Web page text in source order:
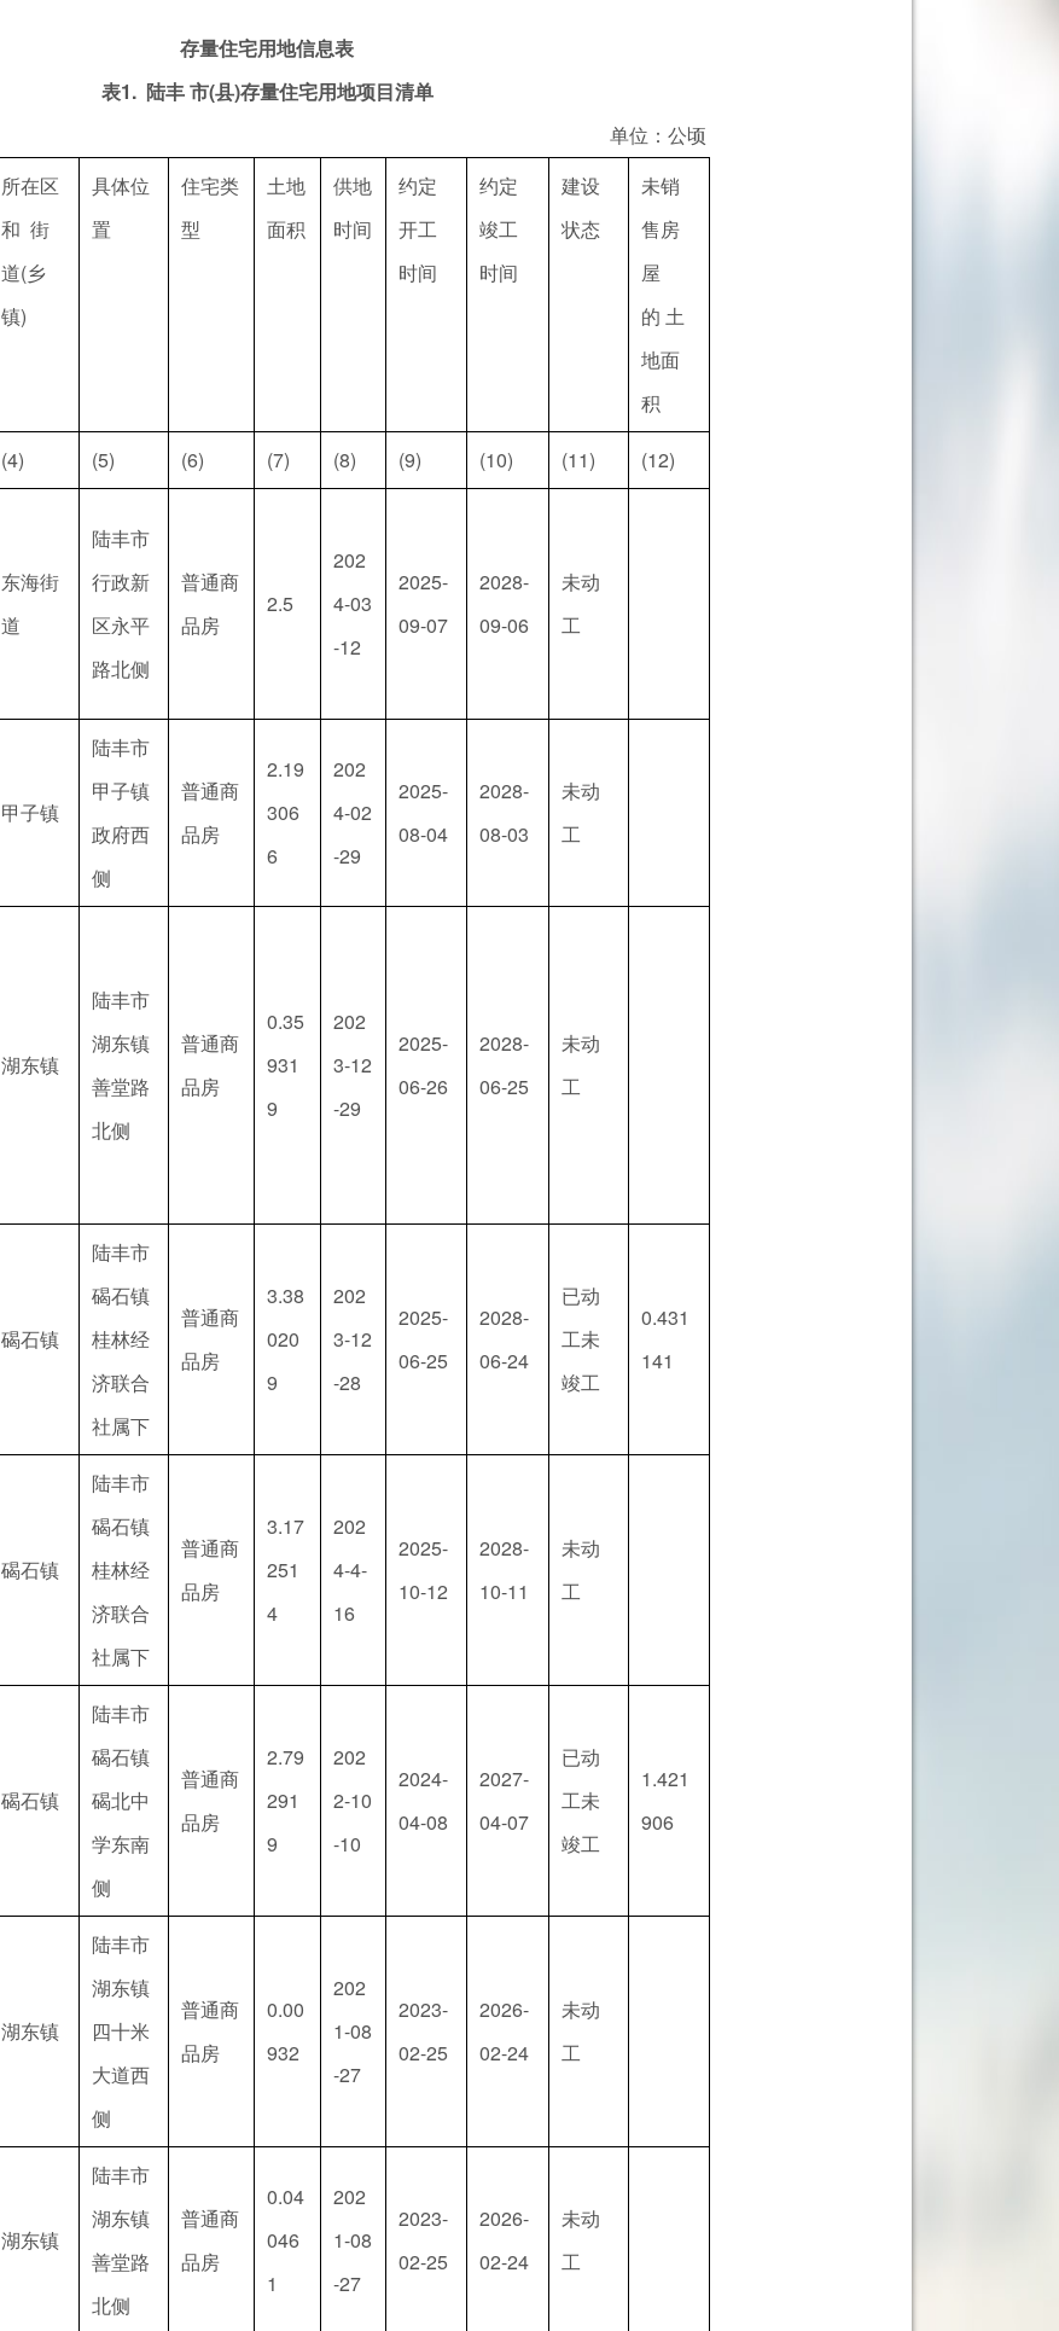
存量住宅用地信息表
表1.陆丰市(县)存量住宅用地项目清单
单位：公顷
所在区
和  街
道(乡
镇)
具体位
置
住宅类
型
土地
面积
供地
时间
约定
开工
时间
约定
竣工
时间
建设
状态
未销
售房
屋
的 土
地面
积
(4) (5) (6) (7) (8) (9) (10) (11) (12)
东海街
道
陆丰市
行政新
区永平
路北侧
普通商
品房
2.5
202
4-03
-12
2025-
09-07
2028-
09-06
未动
工
甲子镇
陆丰市
甲子镇
政府西
侧
普通商
品房
2.19
306
6
202
4-02
-29
2025-
08-04
2028-
08-03
未动
工
湖东镇
陆丰市
湖东镇
善堂路
北侧
普通商
品房
0.35
931
9
202
3-12
-29
2025-
06-26
2028-
06-25
未动
工
碣石镇
陆丰市
碣石镇
桂林经
济联合
社属下
普通商
品房
3.38
020
9
202
3-12
-28
2025-
06-25
2028-
06-24
已动
工未
竣工
0.431
141
碣石镇
陆丰市
碣石镇
桂林经
济联合
社属下
普通商
品房
3.17
251
4
202
4-4-
16
2025-
10-12
2028-
10-11
未动
工
碣石镇
陆丰市
碣石镇
碣北中
学东南
侧
普通商
品房
2.79
291
9
202
2-10
-10
2024-
04-08
2027-
04-07
已动
工未
竣工
1.421
906
湖东镇
陆丰市
湖东镇
四十米
大道西
侧
普通商
品房
0.00
932
202
1-08
-27
2023-
02-25
2026-
02-24
未动
工
湖东镇
陆丰市
湖东镇
善堂路
北侧
普通商
品房
0.04
046
1
202
1-08
-27
2023-
02-25
2026-
02-24
未动
工